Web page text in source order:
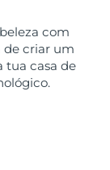
com
de criar um
tua casa de